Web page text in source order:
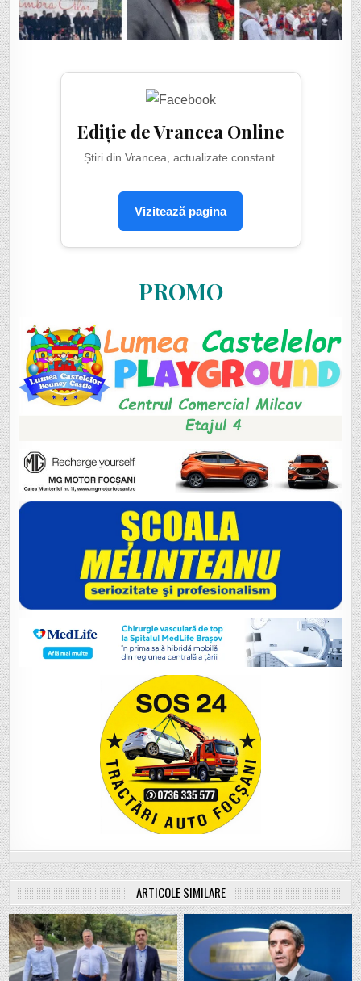
Ediție de Vrancea Online
Știri din Vrancea, actualizate constant.
Vizitează pagina
PROMO
ARTICOLE SIMILARE